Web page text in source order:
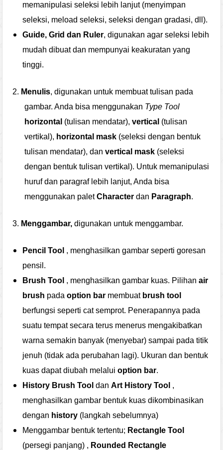
memanipulasi seleksi lebih lanjut (menyimpan
seleksi, meload seleksi, seleksi dengan gradasi, dll).
Guide, Grid dan Ruler, digunakan agar seleksi lebih
mudah dibuat dan mempunyai keakuratan yang
tinggi.
2. Menulis, digunakan untuk membuat tulisan pada
gambar. Anda bisa menggunakan Type Tool
horizontal (tulisan mendatar),vertical (tulisan
vertikal), horizontal mask (seleksi dengan bentuk
tulisan mendatar), danvertical mask (seleksi
dengan bentuk tulisan vertikal). Untuk memanipulasi
huruf dan paragraf lebih lanjut, Anda bisa
menggunakan paletCharacterdan Paragraph.
3. Menggambar,digunakan untuk menggambar.
Pencil Tool , menghasilkan gambar seperti goresan
pensil.
Brush Tool , menghasilkan gambar kuas. Pilihanair
brush padaoption bar membuat brush tool
berfungsi seperti cat semprot. Penerapannya pada
suatu tempat secara terus menerus mengakibatkan
warna semakin banyak (menyebar) sampai pada titik
jenuh (tidak ada perubahan lagi). Ukuran dan bentuk
kuas dapat diubah melaluioption bar.
History Brush TooldanArt History Tool ,
menghasilkan gambar bentuk kuas dikombinasikan
dengan history (langkah sebelumnya)
Menggambar bentuk tertentu; Rectangle Tool
(persegi panjang) , Rounded Rectangle